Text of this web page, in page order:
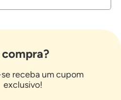
receba um cupom
exclusivo!